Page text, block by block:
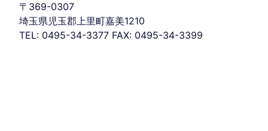
〒369-0307
埼玉県児玉郡上里町嘉美1210
TEL: 0495-34-3377 FAX: 0495-34-3399